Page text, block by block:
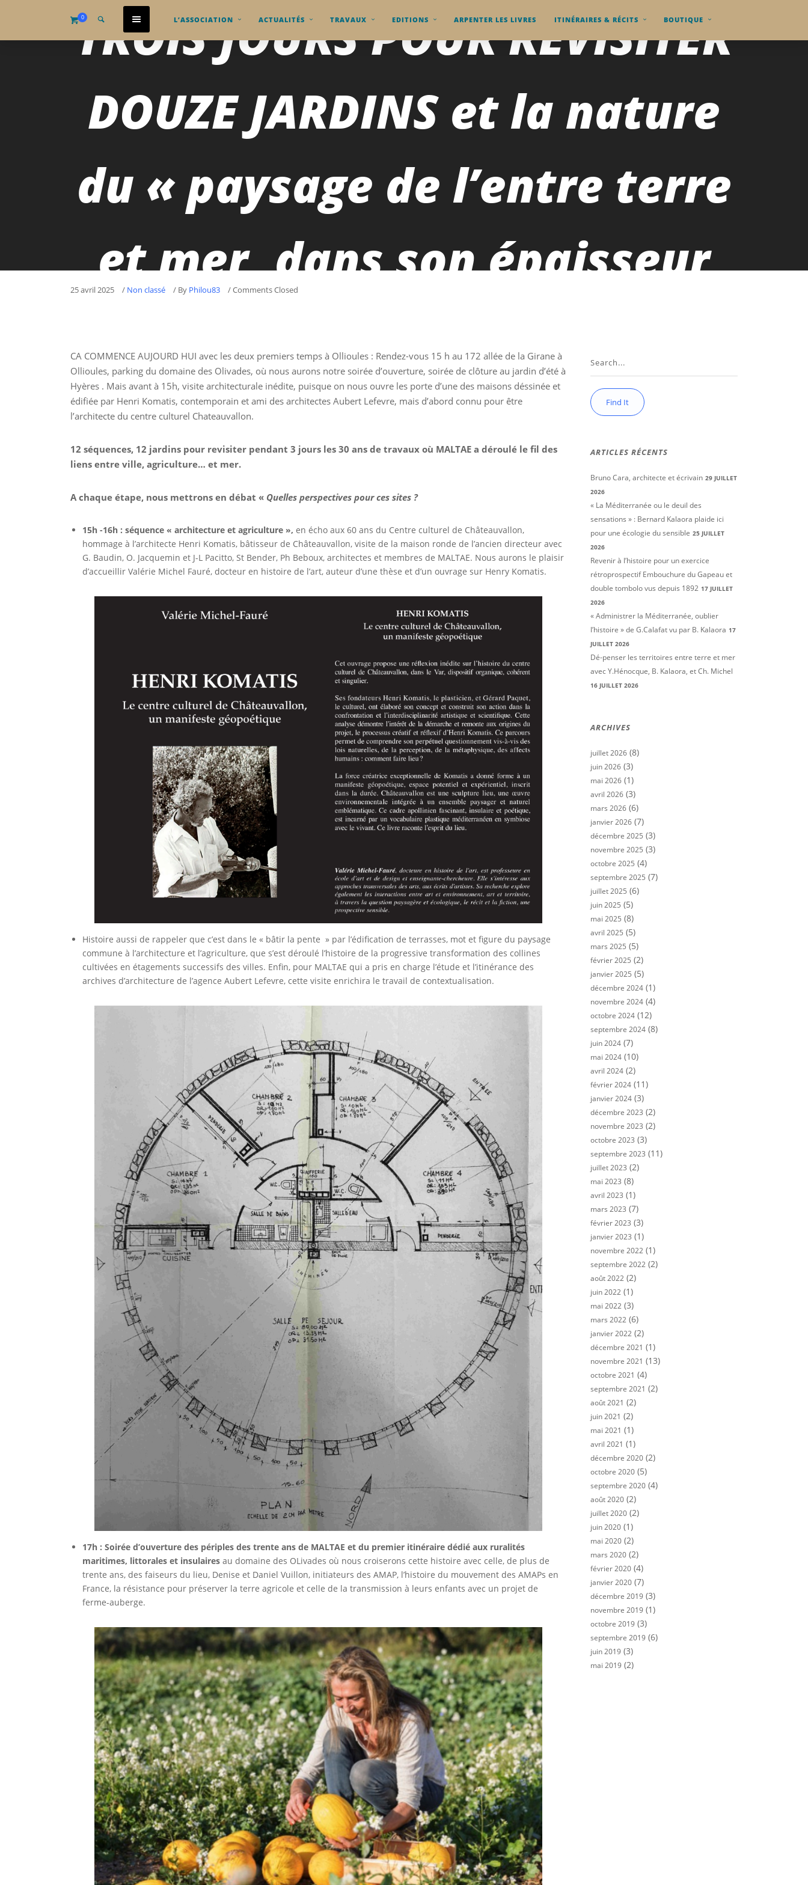
0 L’ASSOCIATION ACTUALITÉS TRAVAUX EDITIONS ARPENTER LES LIVRES ITINÉRAIRES & RÉCITS BOUTIQUE
TROIS JOURS POUR REVISITER
DOUZE JARDINS et la nature
du « paysage de l’entre terre
et mer, dans son épaisseur
25 avril 2025 / Non classé / By Philou83 / Comments Closed
CA COMMENCE AUJOURD HUI avec les deux premiers temps à Ollioules : Rendez-vous 15 h au 172 allée de la Girane à
Ollioules, parking du domaine des Olivades, où nous aurons notre soirée d’ouverture, soirée de clôture au jardin d’été à
Hyères . Mais avant à 15h, visite architecturale inédite, puisque on nous ouvre les porte d’une des maisons déssinée et
édifiée par Henri Komatis, contemporain et ami des architectes Aubert Lefevre, mais d’abord connu pour être
l’architecte du centre culturel Chateauvallon.
12 séquences, 12 jardins pour revisiter pendant 3 jours les 30 ans de travaux où MALTAE a déroulé le fil des
liens entre ville, agriculture… et mer.
A chaque étape, nous mettrons en débat « Quelles perspectives pour ces sites ?
15h -16h : séquence « architecture et agriculture », en écho aux 60 ans du Centre culturel de Châteauvallon,
hommage à l’architecte Henri Komatis, bâtisseur de Châteauvallon, visite de la maison ronde de l’ancien directeur avec
G. Baudin, O. Jacquemin et J-L Pacitto, St Bender, Ph Beboux, architectes et membres de MALTAE. Nous aurons le plaisir
d’accueillir Valérie Michel Fauré, docteur en histoire de l’art, auteur d’une thèse et d’un ouvrage sur Henry Komatis.
Histoire aussi de rappeler que c’est dans le « bâtir la pente » par l’édification de terrasses, mot et figure du paysage
commune à l’architecture et l’agriculture, que s’est déroulé l’histoire de la progressive transformation des collines
cultivées en étagements successifs des villes. Enfin, pour MALTAE qui a pris en charge l’étude et l’itinérance des
archives d’architecture de l’agence Aubert Lefevre, cette visite enrichira le travail de contextualisation.
17h : Soirée d’ouverture des périples des trente ans de MALTAE et du premier itinéraire dédié aux ruralités
maritimes, littorales et insulaires au domaine des OLivades où nous croiserons cette histoire avec celle, de plus de
trente ans, des faiseurs du lieu, Denise et Daniel Vuillon, initiateurs des AMAP, l’histoire du mouvement des AMAPs en
France, la résistance pour préserver la terre agricole et celle de la transmission à leurs enfants avec un projet de
ferme-auberge.
ARTICLES RÉCENTS
Bruno Cara, architecte et écrivain 29 JUILLET
2026
« La Méditerranée ou le deuil des
sensations » : Bernard Kalaora plaide ici
pour une écologie du sensible 25 JUILLET
2026
Revenir à l’histoire pour un exercice
rétroprospectif Embouchure du Gapeau et
double tombolo vus depuis 1892 17 JUILLET
2026
« Administrer la Méditerranée, oublier
l’histoire » de G.Calafat vu par B. Kalaora 17
JUILLET 2026
Dé-penser les territoires entre terre et mer
avec Y.Hénocque, B. Kalaora, et Ch. Michel
16 JUILLET 2026
ARCHIVES
juillet 2026 (8)
juin 2026 (3)
mai 2026 (1)
avril 2026 (3)
mars 2026 (6)
janvier 2026 (7)
décembre 2025 (3)
novembre 2025 (3)
octobre 2025 (4)
septembre 2025 (7)
juillet 2025 (6)
juin 2025 (5)
mai 2025 (8)
avril 2025 (5)
mars 2025 (5)
février 2025 (2)
janvier 2025 (5)
décembre 2024 (1)
novembre 2024 (4)
octobre 2024 (12)
septembre 2024 (8)
juin 2024 (7)
mai 2024 (10)
avril 2024 (2)
février 2024 (11)
janvier 2024 (3)
décembre 2023 (2)
novembre 2023 (2)
octobre 2023 (3)
septembre 2023 (11)
juillet 2023 (2)
mai 2023 (8)
avril 2023 (1)
mars 2023 (7)
février 2023 (3)
janvier 2023 (1)
novembre 2022 (1)
septembre 2022 (2)
août 2022 (2)
juin 2022 (1)
mai 2022 (3)
mars 2022 (6)
janvier 2022 (2)
décembre 2021 (1)
novembre 2021 (13)
octobre 2021 (4)
septembre 2021 (2)
août 2021 (2)
juin 2021 (2)
mai 2021 (1)
avril 2021 (1)
décembre 2020 (2)
octobre 2020 (5)
septembre 2020 (4)
août 2020 (2)
juillet 2020 (2)
juin 2020 (1)
mai 2020 (2)
mars 2020 (2)
février 2020 (4)
janvier 2020 (7)
décembre 2019 (3)
novembre 2019 (1)
octobre 2019 (3)
septembre 2019 (6)
juin 2019 (3)
mai 2019 (2)